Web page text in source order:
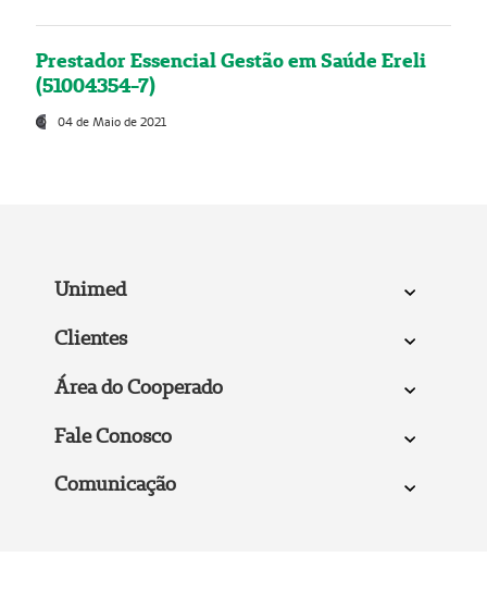
Prestador Essencial Gestão em Saúde Ereli
(51004354-7)
04 de Maio de 2021
Unimed
Clientes
Área do Cooperado
Fale Conosco
Comunicação